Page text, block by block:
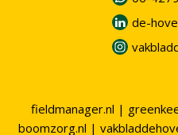
de-
fieldmanager.nl |
boomzorg.nl |